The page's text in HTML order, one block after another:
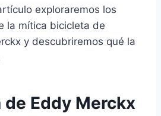
exploraremos los
la mítica bicicleta de
y descubriremos qué la
de Eddy Merckx